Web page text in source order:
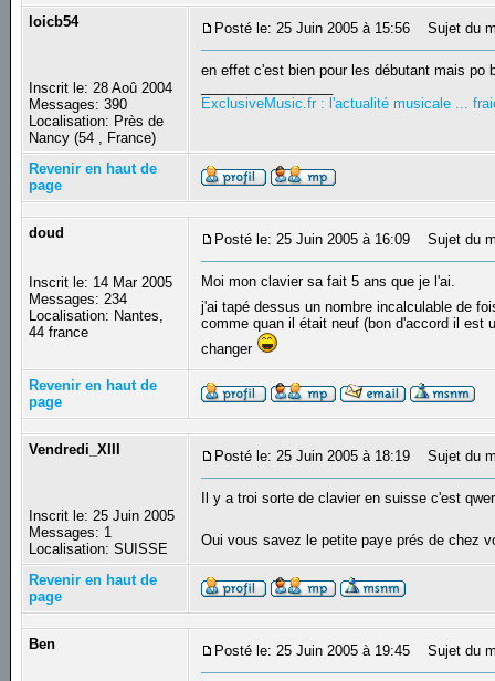
loicb54
Inscrit le: 28 Aoû 2004
Messages: 390
Localisation: Près de
Nancy (54 , France)
Posté le: 25 Juin 2005 à 15:56 Sujet du
en effet c'est bien pour les débutant mais po
ExclusiveMusic.fr : l'actualité musicale ...
Revenir en haut de
page
doud
Inscrit le: 14 Mar 2005
Messages: 234
Localisation: Nantes,
44 france
Posté le: 25 Juin 2005 à 16:09 Sujet du
Moi mon clavier sa fait 5 ans que je l'ai.
j'ai tapé dessus un nombre incalculable de
comme quan il était neuf (bon d'accord il est
changer
Revenir en haut de
page
Vendredi_XIII
Inscrit le: 25 Juin 2005
Messages: 1
Localisation: SUISSE
Posté le: 25 Juin 2005 à 18:19 Sujet du
Il y a troi sorte de clavier en suisse c'est
Oui vous savez le petite paye prés de chez
Revenir en haut de
page
Ben Posté le: 25 Juin 2005 à 19:45 Sujet du